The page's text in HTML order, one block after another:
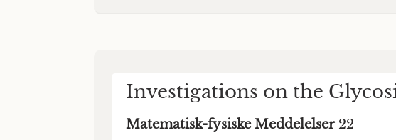
Investigations on the
Matematisk-fysiske Meddelelser 22